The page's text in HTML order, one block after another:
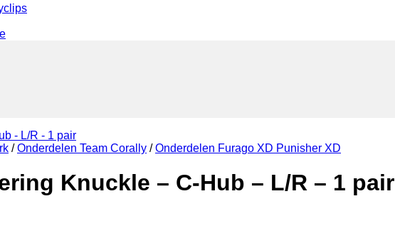
/ Onderdelen Team Corally / Onderdelen Furago XD Punisher XD
Knuckle – C-Hub – L/R – 1 pair